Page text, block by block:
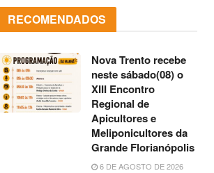
RECOMENDADOS
Nova Trento recebe
neste sábado(08) o
XIII Encontro
Regional de
Apicultores e
Meliponicultores da
Grande Florianópolis
6 DE AGOSTO DE 2026